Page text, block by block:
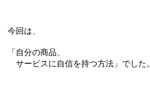
今回は、
「自分の商品、
サービスに自信を持つ方法」でした。